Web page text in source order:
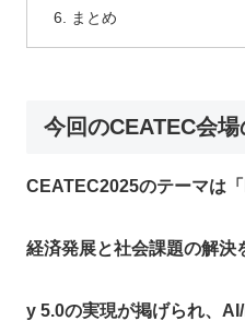
まとめ
今回のCEATEC会
CEATEC2025のテーマは
経済発展と社会課題の解
y 5.0の実現が掲げられ、